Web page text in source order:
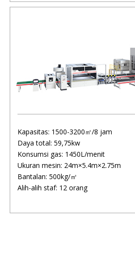
Kapasitas: 1500-3200㎡/8 jam
Daya total: 59,75kw
Konsumsi gas: 1450L/menit
Ukuran mesin: 24m×5.4m×2.75m
Bantalan: 500kg/㎡
Alih-alih staf: 12 orang